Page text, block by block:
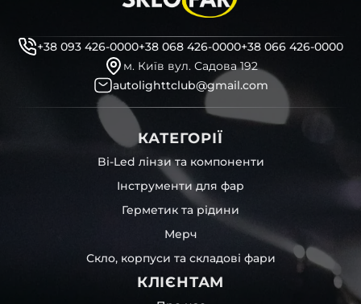
+38 093 426-0000+38 068 426-0000+38 066 426-0000
м. Київ вул. Садова 192
autolighttclub@gmail.com
КАТЕГОРІЇ
Bi-Led лінзи та компоненти
Інструменти для фар
Герметик та рідини
Мерч
Скло, корпуси та складові фари
КЛІЄНТАМ